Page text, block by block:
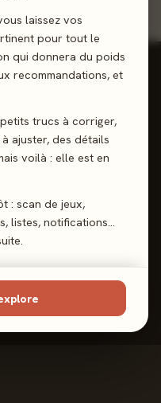
laissez vos
pour tout le
qui donnera du poids
recommandations, et
trucs à corriger,
ajuster, des détails
voilà : elle est en
: scan de jeux,
listes, notifications…